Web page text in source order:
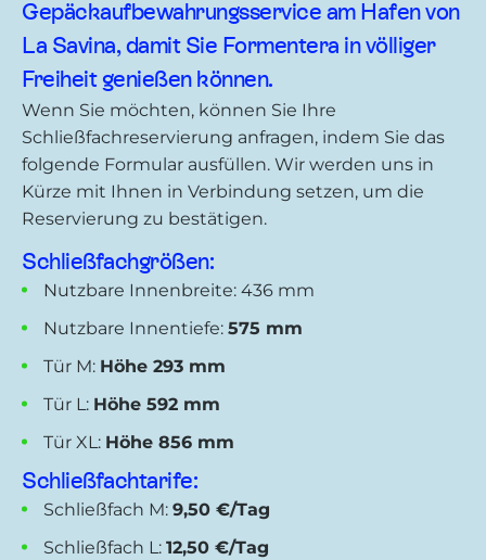
Gepäckaufbewahrungsservice am Hafen von
La Savina, damit Sie Formentera in völliger
Freiheit genießen können.
Wenn Sie möchten, können Sie Ihre
Schließfachreservierung anfragen, indem Sie das
folgende Formular ausfüllen. Wir werden uns in
Kürze mit Ihnen in Verbindung setzen, um die
Reservierung zu bestätigen.
Schließfachgrößen:
Nutzbare Innenbreite: 436 mm
Nutzbare Innentiefe: 575 mm
Tür M: Höhe 293 mm
Tür L: Höhe 592 mm
Tür XL: Höhe 856 mm
Schließfachtarife:
Schließfach M: 9,50 €/Tag
Schließfach L: 12,50 €/Tag